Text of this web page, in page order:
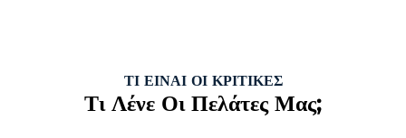
ΤΙ ΕΙΝΑΙ ΟΙ ΚΡΙΤΙΚΕΣ
Τι Λένε Οι Πελάτες Μας;